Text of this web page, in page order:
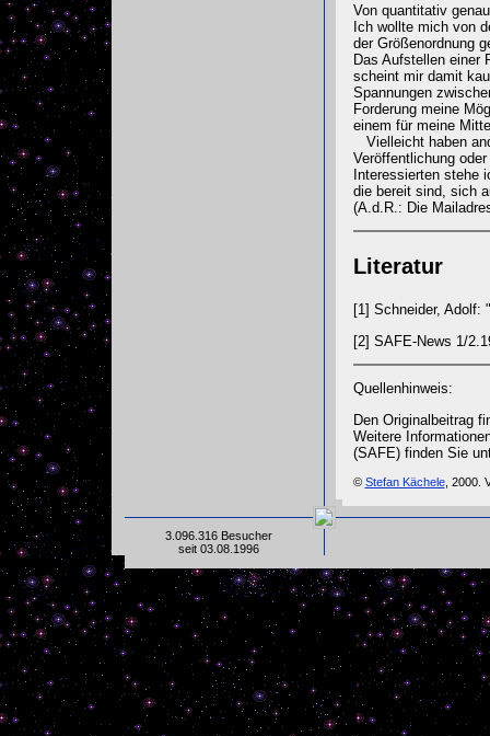
Von quantitativ
Ich wollte mich von
der Größenordnung
Das Aufstellen einer
scheint mir damit
Spannungen
Forderung meine
einem für meine
Vielleicht haben
Veröffentlichung
Interessierten stehe
die bereit sind, sich
(A.d.R.: Die
Literatur
[1] Schneider, Adolf:
[2] SAFE-News 1/
Quellenhinweis:
Den Originalbeitrag
Weitere
(SAFE) finden Sie
© Stefan Kächele, 2000.
3.096.316 Besucher
seit 03.08.1996